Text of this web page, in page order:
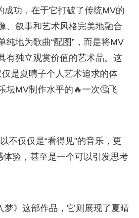
成功，在于它打破了传统MV的
、叙事和艺术风格完美地融合
纯地为歌曲“配图”，而是将MV
有独立观赏价值的艺术品。这
是夏晴子个人艺术追求的体
坛MV制作水平的🔥一次🤔飞
不仅仅是“看得见”的音乐，更
体验，甚至是一个可以引发思考
梦》这部作品，它则展现了夏晴